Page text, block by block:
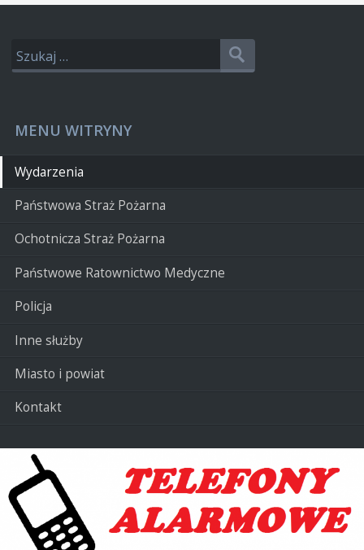
MENU WITRYNY
Wydarzenia
Państwowa Straż Pożarna
Ochotnicza Straż Pożarna
Państwowe Ratownictwo Medyczne
Policja
Inne służby
Miasto i powiat
Kontakt